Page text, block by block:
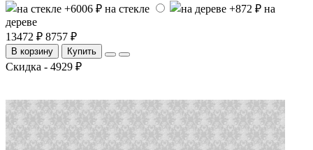
на стекле
на
дереве
13472 ₽ 8757 ₽
В корзину Купить
Скидка - 4929 ₽